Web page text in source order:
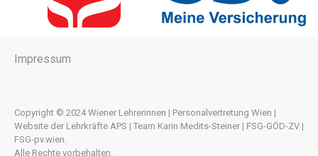
Copyright © 2024 Wiener Lehrerinnen | Personalvertretung Wien |
Website der Lehrkräfte APS | Team Karin Medits-Steiner | FSG-GÖD-ZV |
FSG-pv.wien.
Alle Rechte vorbehalten.
Impressum